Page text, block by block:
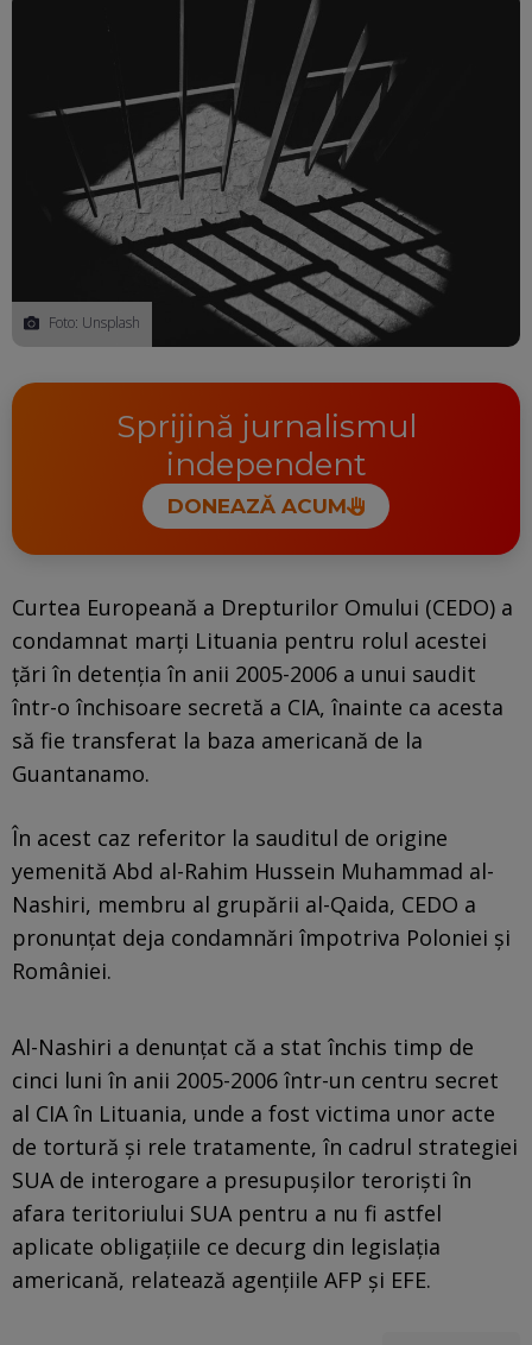
Foto: Unsplash
Sprijină jurnalismul
independent
DONEAZĂ ACUM
Curtea Europeană a Drepturilor Omului (CEDO) a
condamnat marți Lituania pentru rolul acestei
țări în detenția în anii 2005-2006 a unui saudit
într-o închisoare secretă a CIA, înainte ca acesta
să fie transferat la baza americană de la
Guantanamo.
În acest caz referitor la sauditul de origine
yemenită Abd al-Rahim Hussein Muhammad al-
Nashiri, membru al grupării al-Qaida, CEDO a
pronunțat deja condamnări împotriva Poloniei și
României.
Al-Nashiri a denunțat că a stat închis timp de
cinci luni în anii 2005-2006 într-un centru secret
al CIA în Lituania, unde a fost victima unor acte
de tortură și rele tratamente, în cadrul strategiei
SUA de interogare a presupușilor teroriști în
afara teritoriului SUA pentru a nu fi astfel
aplicate obligațiile ce decurg din legislația
americană, relatează agențiile AFP și EFE.